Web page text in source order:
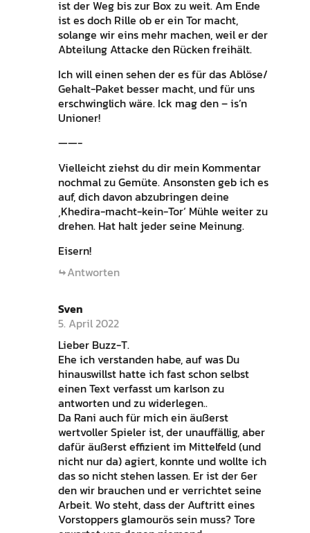
ist der Weg bis zur Box zu weit. Am Ende
ist es doch Rille ob er ein Tor macht,
solange wir eins mehr machen, weil er der
Abteilung Attacke den Rücken freihält.
Ich will einen sehen der es für das Ablöse/
Gehalt-Paket besser macht, und für uns
erschwinglich wäre. Ick mag den – is’n
Unioner!
——-
Vielleicht ziehst du dir mein Kommentar
nochmal zu Gemüte. Ansonsten geb ich es
auf, dich davon abzubringen deine
‚Khedira-macht-kein-Tor‘ Mühle weiter zu
drehen. Hat halt jeder seine Meinung.
Eisern!
Antworten
Sven
5. April 2022
Lieber Buzz-T.
Ehe ich verstanden habe, auf was Du
hinauswillst hatte ich fast schon selbst
einen Text verfasst um karlson zu
antworten und zu widerlegen..
Da Rani auch für mich ein äußerst
wertvoller Spieler ist, der unauffällig, aber
dafür äußerst effizient im Mittelfeld (und
nicht nur da) agiert, konnte und wollte ich
das so nicht stehen lassen. Er ist der 6er
den wir brauchen und er verrichtet seine
Arbeit. Wo steht, dass der Auftritt eines
Vorstoppers glamourös sein muss? Tore